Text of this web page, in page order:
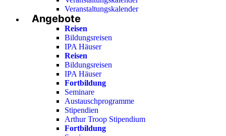
Veranstaltungskalender
Angebote
Reisen
Bildungsreisen
IPA Häuser
Reisen
Bildungsreisen
IPA Häuser
Fortbildung
Seminare
Austauschprogramme
Stipendien
Arthur Troop Stipendium
Fortbildung